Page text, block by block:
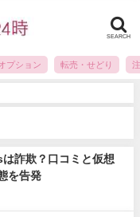
SEARCH
プション 転売・せどり
詐欺？口コミと仮想
を告発